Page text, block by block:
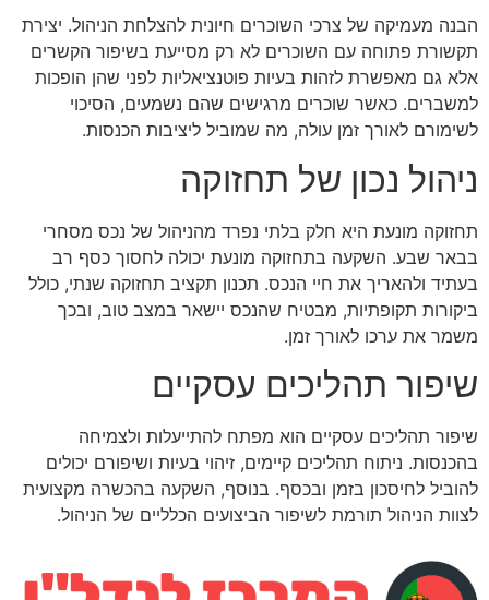
הבנה מעמיקה של צרכי השוכרים חיונית להצלחת הניהול. יצירת
תקשורת פתוחה עם השוכרים לא רק מסייעת בשיפור הקשרים
אלא גם מאפשרת לזהות בעיות פוטנציאליות לפני שהן הופכות
למשברים. כאשר שוכרים מרגישים שהם נשמעים, הסיכוי
לשימורם לאורך זמן עולה, מה שמוביל ליציבות הכנסות.
ניהול נכון של תחזוקה
תחזוקה מונעת היא חלק בלתי נפרד מהניהול של נכס מסחרי
בבאר שבע. השקעה בתחזוקה מונעת יכולה לחסוך כסף רב
בעתיד ולהאריך את חיי הנכס. תכנון תקציב תחזוקה שנתי, כולל
ביקורות תקופתיות, מבטיח שהנכס יישאר במצב טוב, ובכך
משמר את ערכו לאורך זמן.
שיפור תהליכים עסקיים
שיפור תהליכים עסקיים הוא מפתח להתייעלות ולצמיחה
בהכנסות. ניתוח תהליכים קיימים, זיהוי בעיות ושיפורם יכולים
להוביל לחיסכון בזמן ובכסף. בנוסף, השקעה בהכשרה מקצועית
לצוות הניהול תורמת לשיפור הביצועים הכלליים של הניהול.